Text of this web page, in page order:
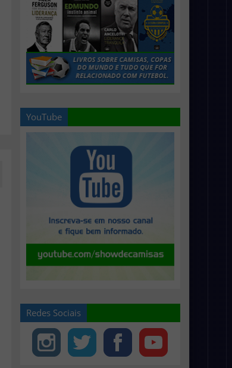
YouTube
Redes Sociais